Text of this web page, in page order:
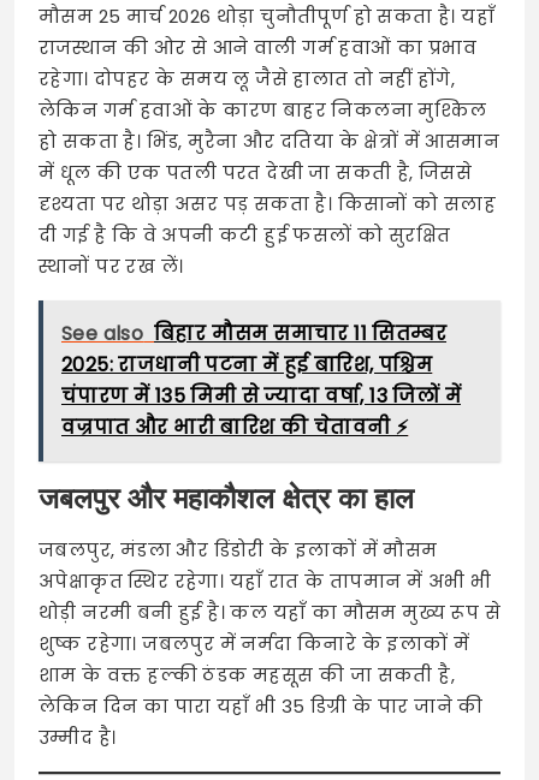
मौसम 25 मार्च 2026 थोड़ा चुनौतीपूर्ण हो सकता है। यहाँ
राजस्थान की ओर से आने वाली गर्म हवाओं का प्रभाव
रहेगा। दोपहर के समय लू जैसे हालात तो नहीं होंगे,
लेकिन गर्म हवाओं के कारण बाहर निकलना मुश्किल
हो सकता है। भिंड, मुरैना और दतिया के क्षेत्रों में आसमान
में धूल की एक पतली परत देखी जा सकती है, जिससे
दृश्यता पर थोड़ा असर पड़ सकता है। किसानों को सलाह
दी गई है कि वे अपनी कटी हुई फसलों को सुरक्षित
स्थानों पर रख लें।
See also बिहार मौसम समाचार 11 सितम्बर
2025: राजधानी पटना में हुई बारिश, पश्चिम
चंपारण में 135 मिमी से ज्यादा वर्षा, 13 जिलों में
वज्रपात और भारी बारिश की चेतावनी ⚡
जबलपुर और महाकौशल क्षेत्र का हाल
जबलपुर, मंडला और डिंडोरी के इलाकों में मौसम
अपेक्षाकृत स्थिर रहेगा। यहाँ रात के तापमान में अभी भी
थोड़ी नरमी बनी हुई है। कल यहाँ का मौसम मुख्य रूप से
शुष्क रहेगा। जबलपुर में नर्मदा किनारे के इलाकों में
शाम के वक्त हल्की ठंडक महसूस की जा सकती है,
लेकिन दिन का पारा यहाँ भी 35 डिग्री के पार जाने की
उम्मीद है।